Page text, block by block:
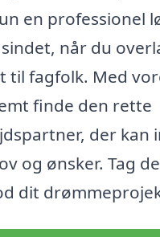
en professionel
når du
til fagfolk. Med
finde den rette
der kan
og ønsker. Tag
dit